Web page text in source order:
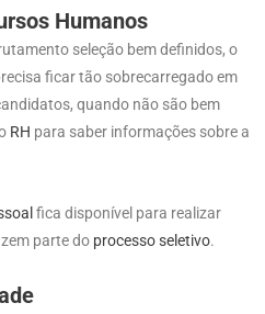
Humanos
seleção bem definidos, o
ficar tão sobrecarregado em
quando não são bem
RH para saber informações sobre a
fica disponível para realizar
parte do processoseletivo.